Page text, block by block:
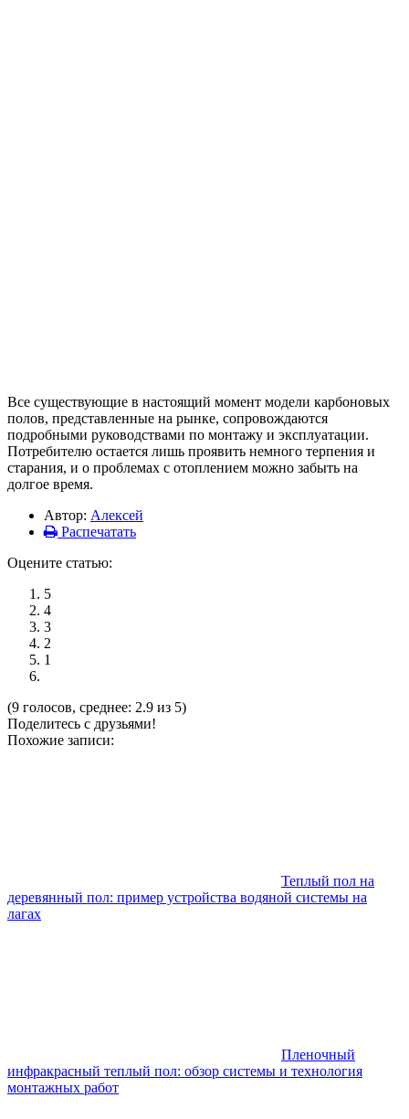
Все существующие в настоящий момент модели карбоновых
полов, представленные на рынке, сопровождаются
подробными руководствами по монтажу и эксплуатации.
Потребителю остается лишь проявить немного терпения и
старания, и о проблемах с отоплением можно забыть на
долгое время.
Автор: Алексей
Распечатать
Оцените статью:
5
4
3
2
1
(9 голосов, среднее: 2.9 из 5)
Поделитесь с друзьями!
Похожие записи:
Теплый пол на
деревянный пол: пример устройства водяной системы на
лагах
Пленочный
инфракрасный теплый пол: обзор системы и технология
монтажных работ